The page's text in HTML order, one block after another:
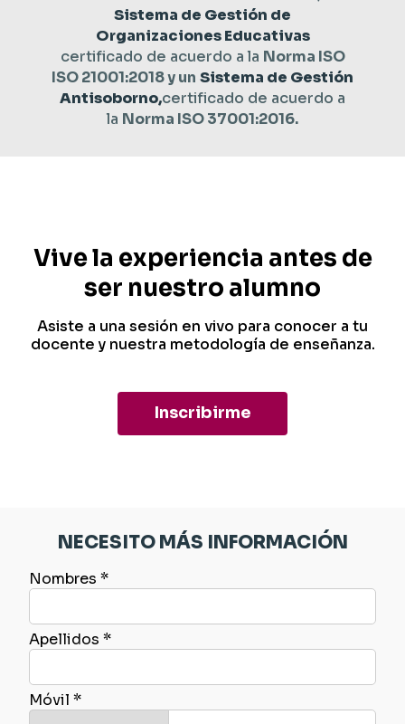
Sistema de Gestión de
Organizaciones Educativas
certificado de acuerdo a la Norma ISO
ISO 21001:2018 y un Sistema de Gestión
Antisoborno,certificado de acuerdo a
la Norma ISO 37001:2016.
Vive la experiencia antes de
ser nuestro alumno
Asiste a una sesión en vivo para conocer a tu
docente y nuestra metodología de enseñanza.
Inscribirme
NECESITO MÁS INFORMACIÓN
Nombres *
Apellidos *
Móvil *